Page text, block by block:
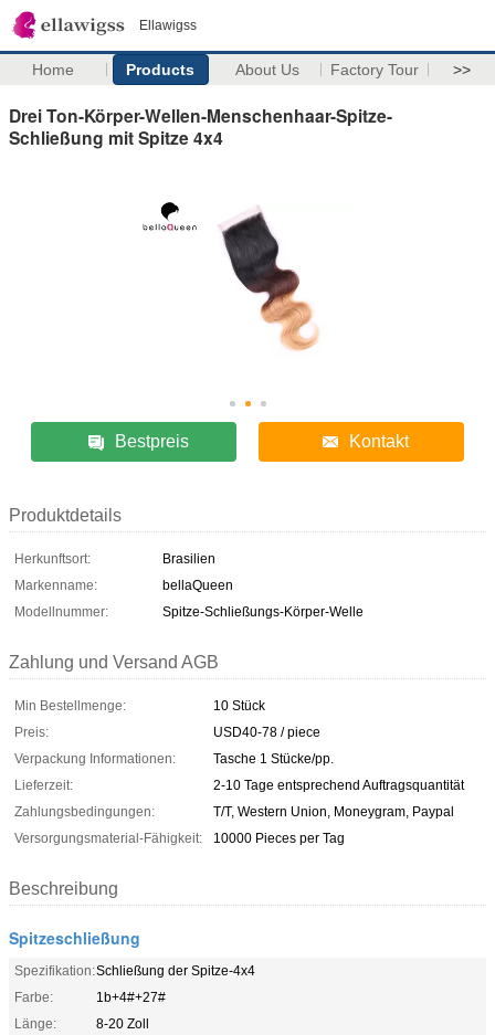
Ellawigss
Home Products About Us Factory Tour >>
Drei Ton-Körper-Wellen-Menschenhaar-Spitze-
Schließung mit Spitze 4x4
Bestpreis Kontakt
Produktdetails
Herkunftsort:
Brasilien
Markenname:
bellaQueen
Modellnummer:
Spitze-Schließungs-Körper-Welle
Zahlung und Versand AGB
Min Bestellmenge:
10 Stück
Preis:
USD40-78 / piece
Verpackung Informationen:
Tasche 1 Stücke/pp.
Lieferzeit:
2-10 Tage entsprechend Auftragsquantität
Zahlungsbedingungen:
T/T, Western Union, Moneygram, Paypal
Versorgungsmaterial-Fähigkeit:
10000 Pieces per Tag
Beschreibung
Spitzeschließung
Spezifikation:Schließung der Spitze-4x4
Farbe:
1b+4#+27#
Länge:
8-20 Zoll